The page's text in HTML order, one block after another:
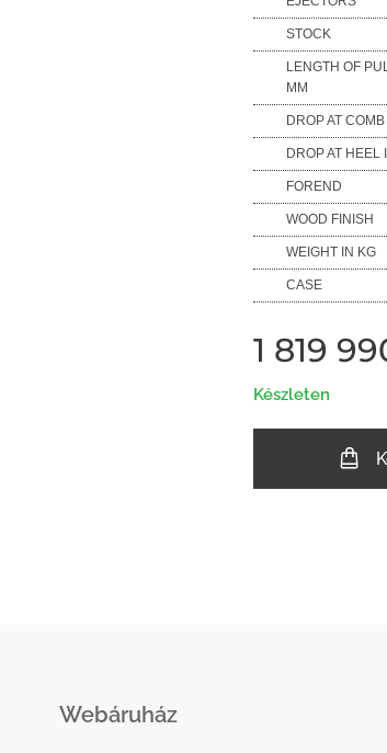
STOCK
LENGTH OF
MM
DROP AT
DROP AT HEEL
FOREND
WOOD FINISH
WEIGHT IN KG
CASE
1 819
Készleten
Webáruház